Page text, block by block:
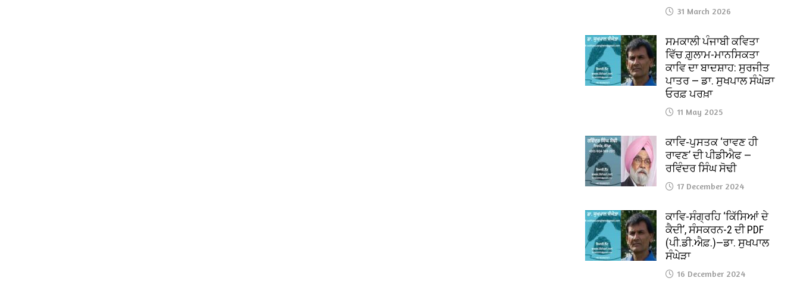
31 March 2026
ਸਮਕਾਲੀ ਪੰਜਾਬੀ ਕਵਿਤਾ
ਵਿੱਚ ਗ਼ੁਲਾਮ-ਮਾਨਸਿਕਤਾ
ਕਾਵਿ ਦਾ ਬਾਦਸ਼ਾਹ: ਸੁਰਜੀਤ
ਪਾਤਰ — ਡਾ. ਸੁਖਪਾਲ ਸੰਘੇੜਾ
ਓਰਫ਼ ਪਰਖ਼ਾ
11 May 2025
ਕਾਵਿ-ਪੁਸਤਕ ‘ਰਾਵਣ ਹੀ
ਰਾਵਣ’ ਦੀ ਪੀਡੀਐਫ —
ਰਵਿੰਦਰ ਸਿੰਘ ਸੋਢੀ
17 December 2024
ਕਾਵਿ-ਸੰਗ੍ਰਹਿ ‘ਕਿੱਸਿਆਂ ਦੇ
ਕੈਦੀ’, ਸੰਸਕਰਨ-2 ਦੀ PDF
(ਪੀ.ਡੀ.ਐਫ਼.)—ਡਾ. ਸੁਖਪਾਲ
ਸੰਘੇੜਾ
16 December 2024